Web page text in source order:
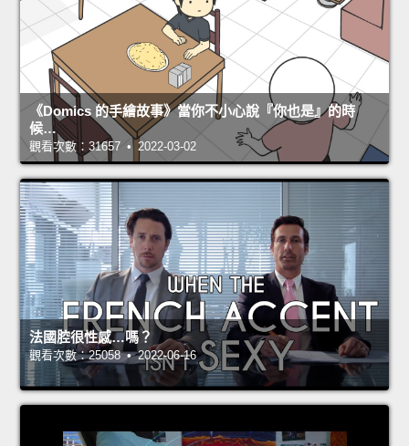
《Domics 的手繪故事》當你不小心說『你也是』的時
候…
觀看次數：31657 • 2022-03-02
法國腔很性感…嗎？
觀看次數：25058 • 2022-06-16